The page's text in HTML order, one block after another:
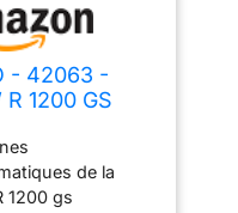
- 42063 -
R 1200 GS
de la
1200 gs